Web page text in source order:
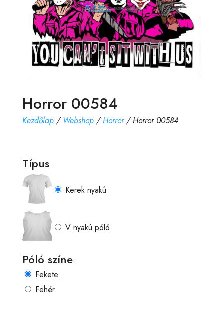
Horror 00584
Kezdőlap/ Webshop/ Horror/ Horror 00584
Típus
Kerek nyakú
V nyakú póló
Póló színe
Fekete
Fehér